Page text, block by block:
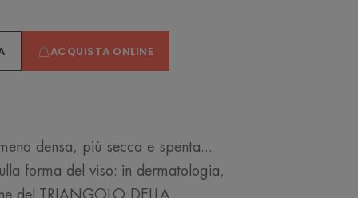
ACQUISTA ONLINE
densa, più secca e spenta...
forma del viso: in dermatologia,
del TRIANGOLO DELLA